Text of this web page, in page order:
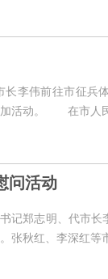
伟前往市征兵
加活动。 在市人
问活动
郑志明、代市长
张秋红、李深红等